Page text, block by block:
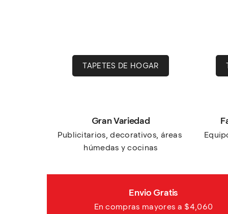
TAPETES DE HOGAR
Gran Variedad
Publicitarios, decorativos, áreas
húmedas y cocinas
Envio Gratis
En compras mayores a $4,060